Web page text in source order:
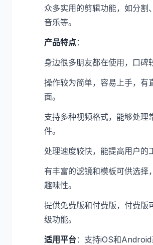
众多实用的剪辑功能，如分割
音乐等。
产品特点：
身边很多朋友都在使用，口碑
操作较为简单，容易上手，有
面。
支持多种视频格式，能够处理
件。
处理速度较快，能提高用户的
有丰富的滤镜和模板可供选择
趣味性。
提供免费版和付费版，付费版
级功能。
适用平台：支持iOS和